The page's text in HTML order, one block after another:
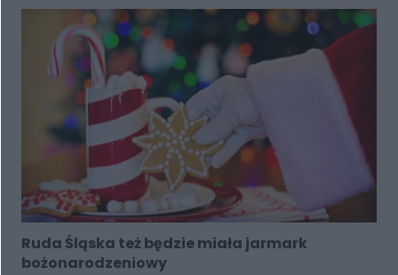
Ruda Śląska też będzie miała jarmark
bożonarodzeniowy